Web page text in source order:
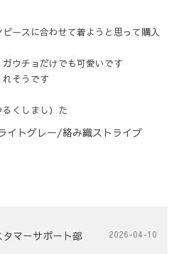
ースに合わせて着ようと思って購入
ウチョだけでも可愛いです
そうです
るくしまし）た
イトグレー/絡み織ストライプ
マーサポート部 2026-04-10